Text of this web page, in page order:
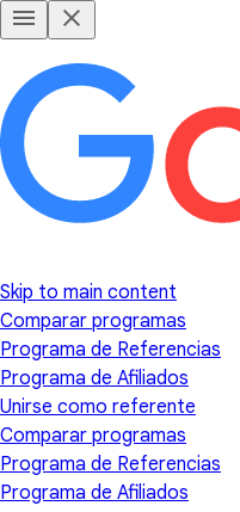
Skip to main content
Comparar programas
Programa de Referencias
Programa de Afiliados
Unirse como referente
Comparar programas
Programa de Referencias
Programa de Afiliados